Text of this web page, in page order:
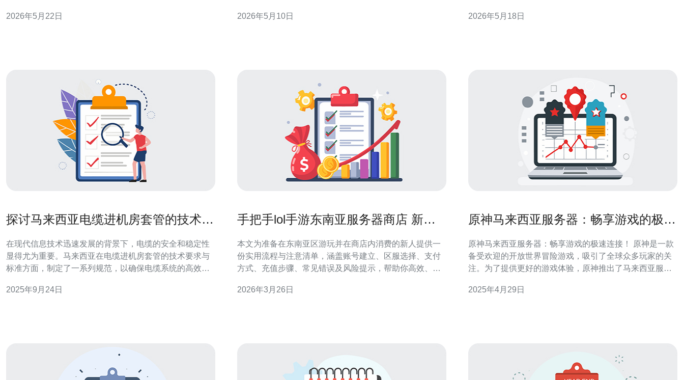
议，兼顾合规与运维可执行性。 机房与网络基础设施评测
2026年5月22日
数据跨境传输合规要求。 3. 内容比你想的更敏感：内容审
2026年5月10日
稳完成转服并保护账号安全。 第一步：准备工作。转服前
2026年5月18日
探讨马来西亚电缆进机房套管的技术要
在现代信息技术迅速发展的背景下，电缆的安全和稳定性
显得尤为重要。马来西亚在电缆进机房套管的技术要求与
标准方面，制定了一系列规范，以确保电缆系统的高效运
其重要性及实施方法。 马来西亚电缆进机房套管的技术要
2025年9月24日
手把手lol手游东南亚服务器商店 新用
本文为准备在东南亚区游玩并在商店内消费的新人提供一
份实用流程与注意清单，涵盖账号建立、区服选择、支付
方式、充值步骤、常见错误及风险提示，帮助你高效、安
的东南亚服务器适合新手选择？ 东南亚区通常包括印尼、
2026年3月26日
原神马来西亚服务器：畅享游戏的极速
原神马来西亚服务器：畅享游戏的极速连接！ 原神是一款
备受欢迎的开放世界冒险游戏，吸引了全球众多玩家的关
注。为了提供更好的游戏体验，原神推出了马来西亚服务
游戏体验。 连接速度是影响游戏体验的重要因素之一。原
2025年4月29日